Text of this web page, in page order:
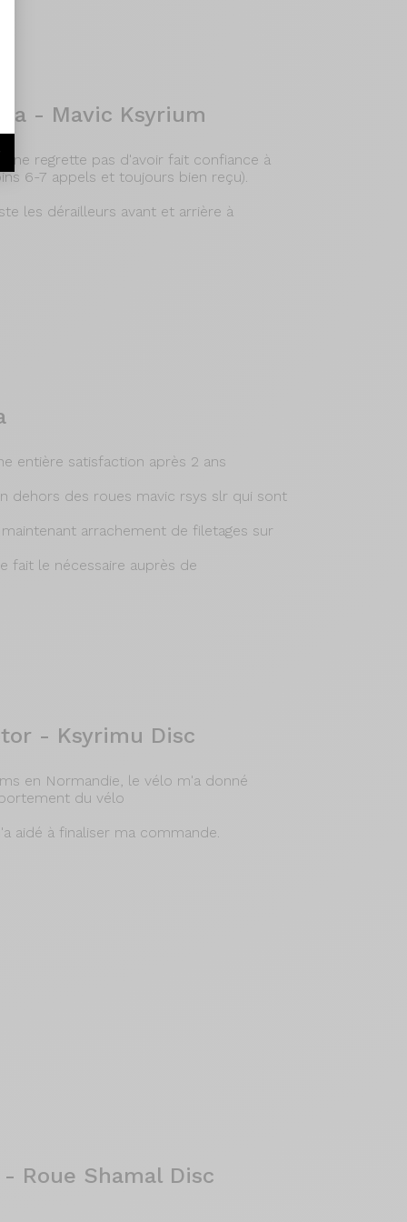
- Mavic Ksyrium
ne regrette pas d'avoir fait confiance à
6-7 appels et toujours bien reçu).
les dérailleurs avant et arrière à
entière satisfaction après 2 ans
dehors des roues mavic rsys slr qui sont
arrachement de filetages sur
fait le nécessaire auprès de
- Ksyrimu Disc
en Normandie, le vélo m'a donné
du vélo
aidé à finaliser ma commande.
Roue Shamal Disc